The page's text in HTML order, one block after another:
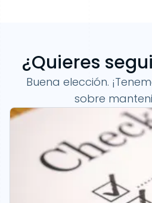
¿Quieres
Buena elección.
sobre